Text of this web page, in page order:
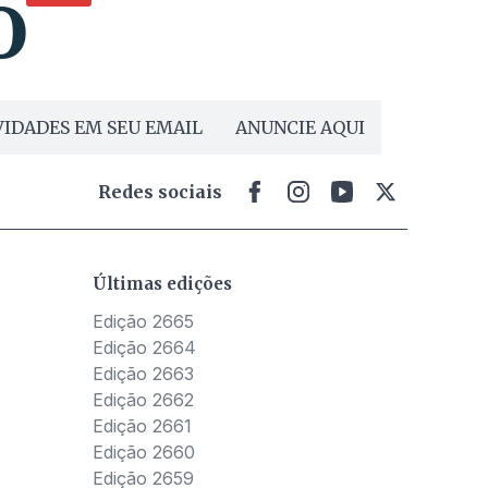
EM SEU EMAIL ANUNCIE AQUI
Redes sociais
Últimas edições
Edição 2665
Edição 2664
Edição 2663
Edição 2662
Edição 2661
Edição 2660
Edição 2659